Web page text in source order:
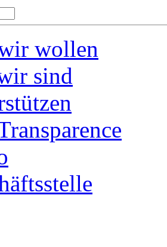
wollen
sind